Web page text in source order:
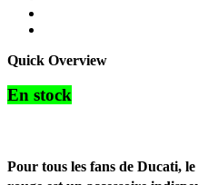
Quick Overview
En stock
Pour tous les fans de Ducati,